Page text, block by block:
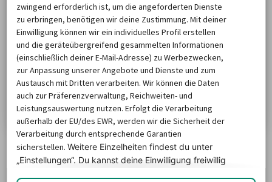
Reisetipps für Albanien: Mit dem
Mietwagen zu den schönsten Zielen
Ein Mietwagen ist die ideale Möglichkeit, Albanien in
seinem ganzen Facettenreichtum zu entdecken. Von
spektakulären Panoramarouten durch die Berge über
idyllische Badebuchten bis hin zu charmanten Städten
voller Kultur und Geschichte, Albanien lässt sich
wunderbar individuell bereisen. Hier findest du
inspirierende Ideen für Roadtrips, Strandtage und
Zum Artikel
zwingend erforderlich ist, um die angeforderten Dienste
zu erbringen, benötigen wir deine Zustimmung. Mit deiner
Einwilligung können wir ein individuelles Profil erstellen
und die geräteübergreifend gesammelten Informationen
(einschließlich deiner E-Mail-Adresse) zu Werbezwecken,
zur Anpassung unserer Angebote und Dienste und zum
Austausch mit Dritten verarbeiten. Wir können die Daten
auch zur Präferenzverwaltung, Reichweiten- und
Leistungsauswertung nutzen. Erfolgt die Verarbeitung
außerhalb der EU/des EWR, werden wir die Sicherheit der
Verarbeitung durch entsprechende Garantien
sicherstellen.Weitere Einzelheiten findest du unter
„Einstellungen“. Du kannst deine Einwilligung freiwillig